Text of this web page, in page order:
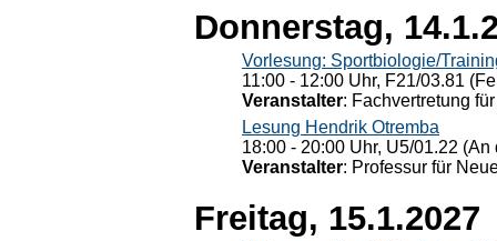
Donnerstag,
Vorlesung: Sportbiologie/
11:00 - 12:00 Uhr, F21/03.81
Veranstalter: Fachvertretung
Lesung Hendrik Otremba
18:00 - 20:00 Uhr, U5/01.22
Veranstalter: Professur für
Freitag, 15.1.2027